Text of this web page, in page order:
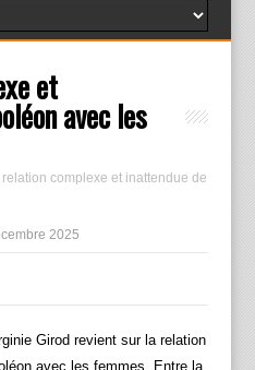
et
avec les
relation complexe et inattendue de
2025
Girod revient sur la relation
avec les femmes. Entre la